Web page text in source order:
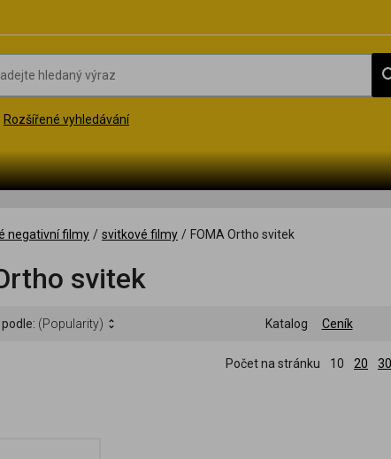
Rozšířené vyhledávání
negativní filmy / svitkové filmy / FOMA Ortho svitek
svitek
(Popularity) Katalog Ceník
Počet na stránku 10 20 30